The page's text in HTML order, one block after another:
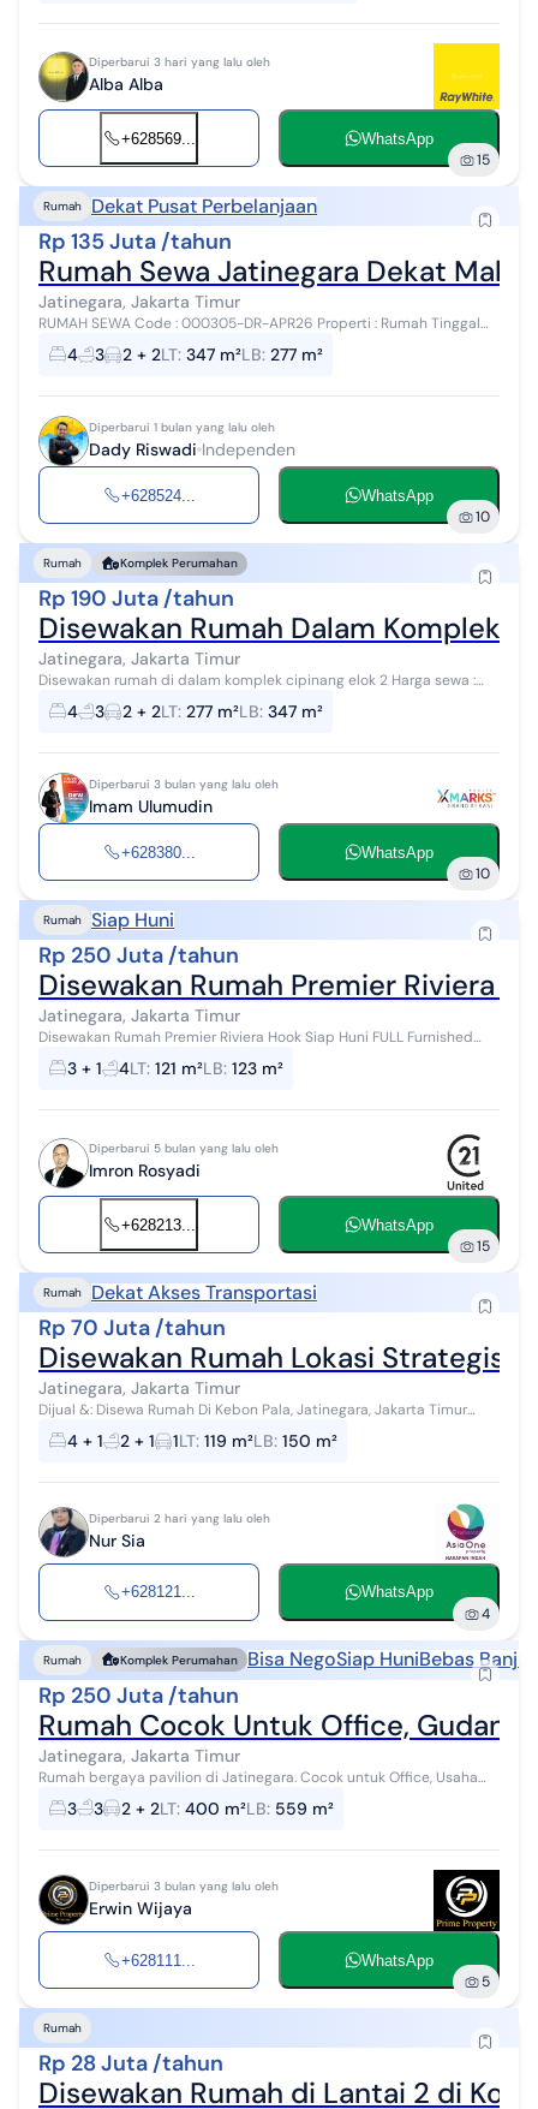
Diperbarui 3 hari yang lalu oleh
Alba Alba
+628569... WhatsApp
15
Rumah Dekat Pusat Perbelanjaan
Rp 135 Juta /tahun
Rumah Sewa Jatinegara Dekat Mall
Jatinegara, Jakarta Timur
RUMAH SEWA Code : 000305-DR-APR26 Properti : Rumah Tinggal
4 3 2 + 2LT: 347 m²LB: 277 m²
Diperbarui 1 bulan yang lalu oleh
Dady Riswadi Independen
+628524... WhatsApp
10
Rumah Komplek Perumahan
Rp 190 Juta /tahun
Disewakan Rumah Dalam Komplek
Jatinegara, Jakarta Timur
Disewakan rumah di dalam komplek cipinang elok 2 Harga sewa :
190 juta / tahun Spesifikasi: * Luas tanah : 277 M² * Luas bangunan :
347 M² * 2...
4 3 2 + 2LT: 277 m²LB: 347 m²
Diperbarui 3 bulan yang lalu oleh
Imam Ulumudin
+628380... WhatsApp
10
Rumah Siap Huni
Rp 250 Juta /tahun
Disewakan Rumah Premier Riviera
Jatinegara, Jakarta Timur
Disewakan Rumah Premier Riviera Hook Siap Huni FULL Furnished
R234727xxxx
3 + 1 4LT: 121 m²LB: 123 m²
Diperbarui 5 bulan yang lalu oleh
Imron Rosyadi
+628213... WhatsApp
15
Rumah Dekat Akses Transportasi
Rp 70 Juta /tahun
Disewakan Rumah Lokasi Strategis
Jatinegara, Jakarta Timur
Dijual &: Disewa Rumah Di Kebon Pala, Jatinegara, Jakarta Timur
Luas Tanah 119 m2 Luas Bangunan 150 m2 Kmr tidur 4+1 Kmr mandi
2+1 PLN 2200 watt T...
4 + 1 2 + 1 1LT: 119 m²LB: 150 m²
Diperbarui 2 hari yang lalu oleh
Nur Sia
+628121... WhatsApp
4
Rumah Komplek Perumahan Bisa NegoSiap HuniBebas Banjir
Rp 250 Juta /tahun
Rumah Cocok Untuk Office,
Jatinegara, Jakarta Timur
Rumah bergaya pavilion di Jatinegara. Cocok untuk Office, Usaha
dan Gudang. Spesifikasi Utama Properti: - Kamar Tidur: 3 - Kamar
Mandi: 3 ...
3 3 2 + 2LT: 400 m²LB: 559 m²
Diperbarui 3 bulan yang lalu oleh
Erwin Wijaya
+628111... WhatsApp
5
Rumah
Rp 28 Juta /tahun
Disewakan Rumah di Lantai 2 di